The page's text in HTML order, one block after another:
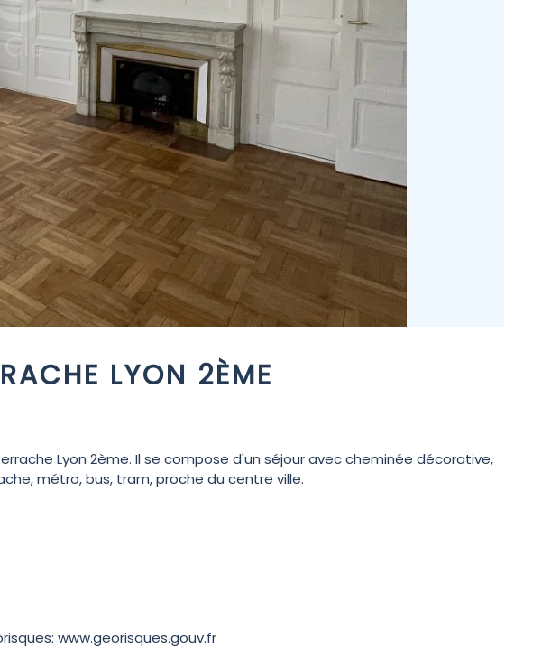
LYON 2ÈME
Lyon 2ème. Il se compose d'un séjour avec cheminée décorative,
métro, bus, tram, proche du centre ville.
www.georisques.gouv.fr